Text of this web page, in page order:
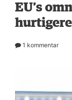
EU’s
1 kommentar